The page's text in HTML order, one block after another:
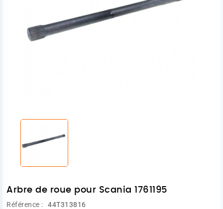
Arbre de roue pour Scania 1761195
Référence : 44T313816